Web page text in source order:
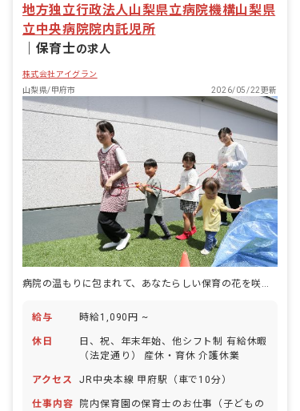
地方独立行政法人山梨県立病院機構山梨県
立中央病院院内託児所
保育士の求人
株式会社アイグラン
山梨県/甲府市
2026/05/22更新
給与 時給1,090円 ~
休日
日、祝、年末年始、他シフト制 有給休暇
（法定通り） 産休・育休 介護休業
アクセス JR中央本線 甲府駅（車で10分）
仕事内容
院内保育園の保育士のお仕事（子どもの